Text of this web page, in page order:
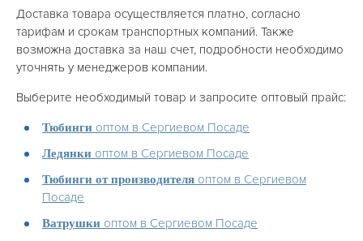
Доставка товара осуществляется платно, согласно
тарифам и срокам транспортных компаний. Также
возможна доставка за наш счет, подробности необходимо
уточнять у менеджеров компании.
Выберите необходимый товар и запросите оптовый прайс:
Тюбинги оптом в Сергиевом Посаде
Ледянки оптом в Сергиевом Посаде
Тюбинги от производителя оптом в Сергиевом
Посаде
Ватрушки оптом в Сергиевом Посаде